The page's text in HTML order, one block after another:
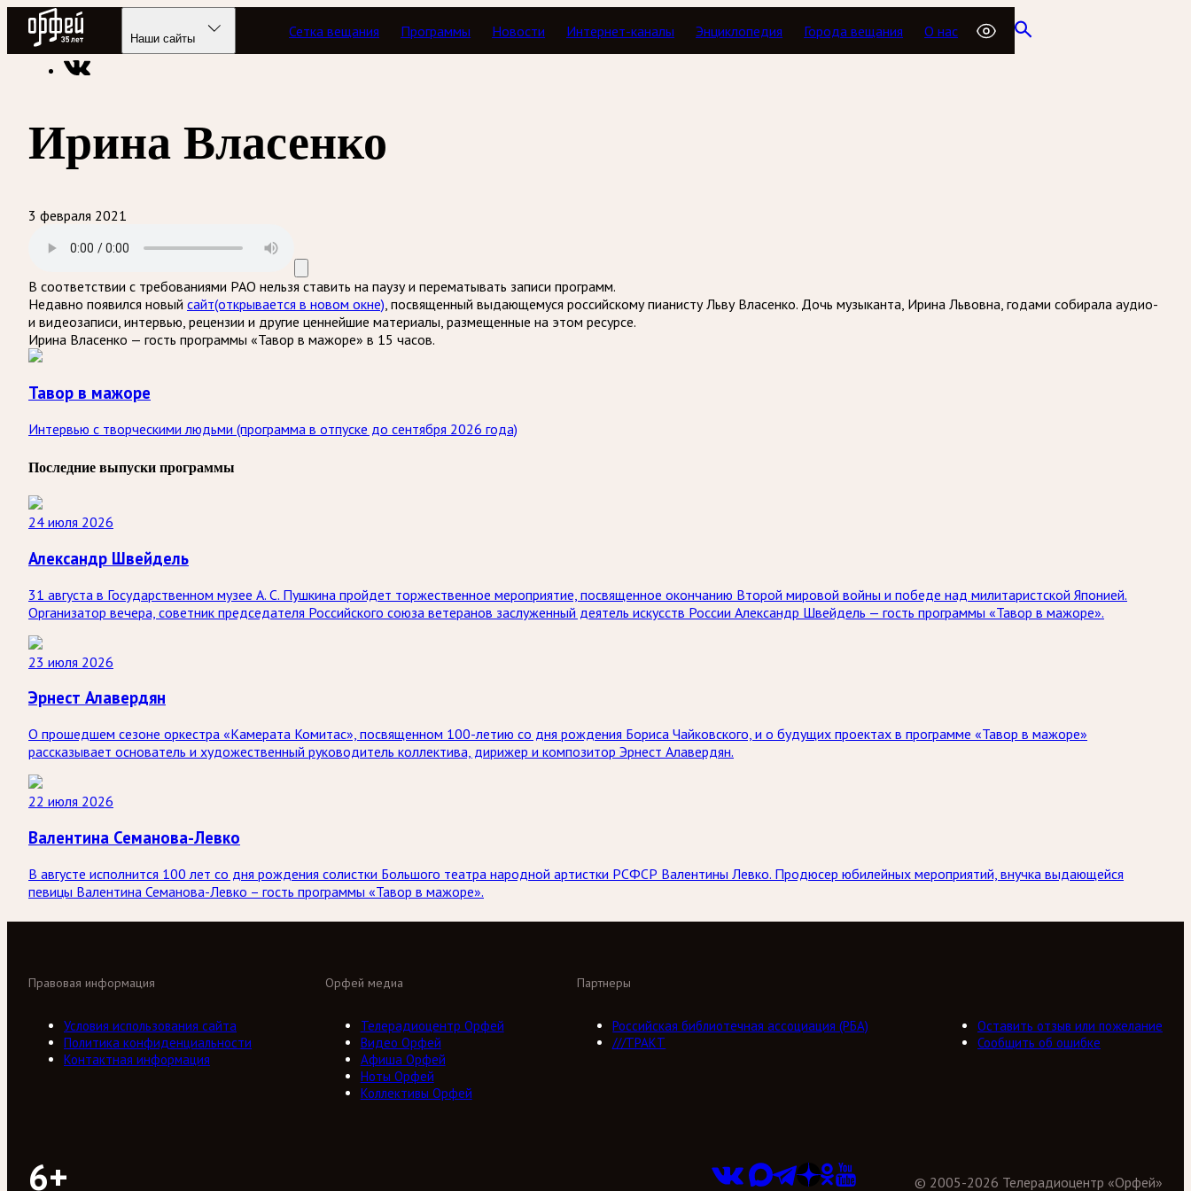
Радио Орфей
Наши сайты Сетка вещания Программы Новости Интернет-каналы Энциклопедия Города вещания О нас
Радио классической музыки «Орфей» Программы в эфире Тавор в мажоре
Ирина Власенко
3 февраля 2021
В соответствии с требованиями РАО нельзя ставить на паузу и перематывать записи программ.
Недавно появился новый сайт(открывается в новом окне) , посвященный выдающемуся российскому пианисту Льву Власенко. Дочь музыканта, Ирина Львовна, годами собирала аудио-
и видеозаписи, интервью, рецензии и другие ценнейшие материалы, размещенные на этом ресурсе.
Ирина Власенко — гость программы «Тавор в мажоре» в 15 часов.
Тавор в мажоре
Интервью с творческими людьми (программа в отпуске до сентября 2026 года)
Последние выпуски программы
24 июля 2026
Александр Швейдель
31 августа в Государственном музее А. С. Пушкина пройдет торжественное мероприятие, посвященное окончанию Второй мировой войны и победе над милитаристской Японией.
Организатор вечера, советник председателя Российского союза ветеранов заслуженный деятель искусств России Александр Швейдель — гость программы «Тавор в мажоре».
23 июля 2026
Эрнест Алавердян
О прошедшем сезоне оркестра «Камерата Комитас», посвященном 100-летию со дня рождения Бориса Чайковского, и о будущих проектах в программе «Тавор в мажоре»
рассказывает основатель и художественный руководитель коллектива, дирижер и композитор Эрнест Алавердян.
22 июля 2026
Валентина Семанова-Левко
В августе исполнится 100 лет со дня рождения солистки Большого театра народной артистки РСФСР Валентины Левко. Продюсер юбилейных мероприятий, внучка выдающейся
певицы Валентина Семанова-Левко – гость программы «Тавор в мажоре».
Орфей медиа
Телерадиоцентр Орфей
Видео Орфей
Афиша Орфей
Ноты Орфей
Коллективы Орфей
Партнеры
Российская библиотечная ассоциация (РБА)
///ТРАКТ
Правовая информация
Условия использования сайта
Политика конфиденциальности
Контактная информация
Оставить отзыв или пожелание
Сообщить об ошибке
6+ © 2005-2026 Телерадиоцентр «Орфей»